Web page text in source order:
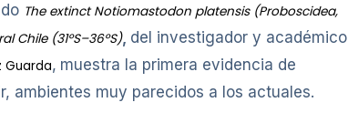
The extinct Notiomastodon platensis (Proboscidea,
(31ºS–36ºS), del investigador y académico
Guarda, muestra la primera evidencia de
ambientes muy parecidos a los actuales.